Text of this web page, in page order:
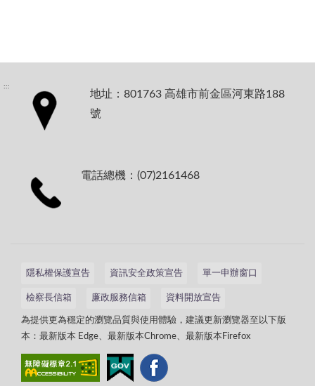
:::
地址：801763 高雄市前金區河東路188
號
電話總機：(07)2161468
隱私權保護宣告 資訊安全政策宣告 單一申辦窗口
檢察長信箱 廉政服務信箱 資料開放宣告
為提供更為穩定的瀏覽品質與使用體驗，建議更新瀏覽器至以下版
本：最新版本 Edge、最新版本Chrome、最新版本Firefox